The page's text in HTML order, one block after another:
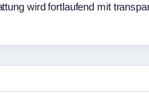
wird fortlaufend mit